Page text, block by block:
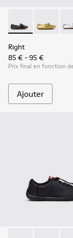
Right - Right -
Right
85 € - 95 €
Prix final en fonction
Ajouter